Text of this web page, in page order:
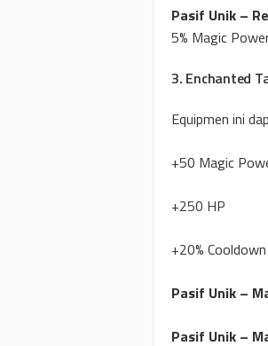
Pasif Unik –
5% Magic
3. Enchanted
Equipmen ini
+50 Magic
+250 HP
+20%
Pasif Unik –
Pasif Unik –